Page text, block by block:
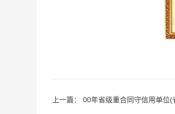
上一篇： 00年省级重合同守信用单位(